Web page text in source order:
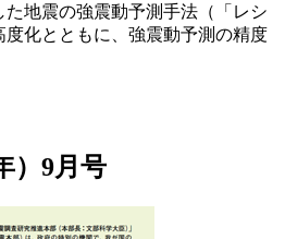
た地震の強震動予測手法（「レシ
度化とともに、強震動予測の精度
）9月号